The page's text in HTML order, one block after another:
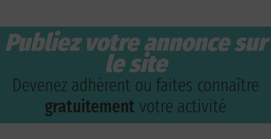
Publiez votre annonce sur
le site
Devenez adhérent ou faites connaître
gratuitement votre activité